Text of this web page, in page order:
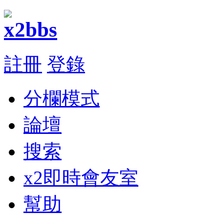
註冊 登錄
分欄模式
論壇
搜索
x2即時會友室
幫助